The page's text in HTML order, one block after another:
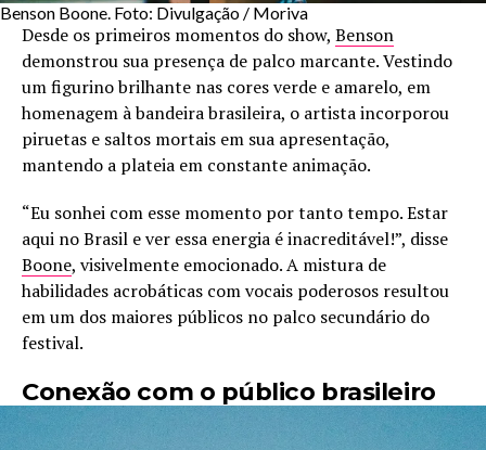
Benson Boone. Foto: Divulgação / Moriva
Desde os primeiros momentos do show, Benson
demonstrou sua presença de palco marcante. Vestindo
um figurino brilhante nas cores verde e amarelo, em
homenagem à bandeira brasileira, o artista incorporou
piruetas e saltos mortais em sua apresentação,
mantendo a plateia em constante animação.
“Eu sonhei com esse momento por tanto tempo. Estar
aqui no Brasil e ver essa energia é inacreditável!”, disse
Boone, visivelmente emocionado. A mistura de
habilidades acrobáticas com vocais poderosos resultou
em um dos maiores públicos no palco secundário do
festival.
Conexão com o público brasileiro